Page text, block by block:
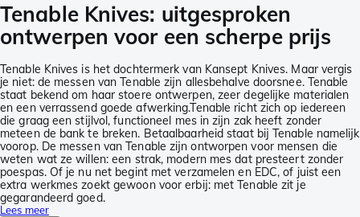
Tenable Knives: uitgesproken
ontwerpen voor een scherpe prijs
Tenable Knives is het dochtermerk van Kansept Knives. Maar vergis
je niet: de messen van Tenable zijn allesbehalve doorsnee. Tenable
staat bekend om haar stoere ontwerpen, zeer degelijke materialen
en een verrassend goede afwerking.Tenable richt zich op iedereen
die graag een stijlvol, functioneel mes in zijn zak heeft zonder
meteen de bank te breken. Betaalbaarheid staat bij Tenable namelijk
voorop. De messen van Tenable zijn ontworpen voor mensen die
weten wat ze willen: een strak, modern mes dat presteert zonder
poespas. Of je nu net begint met verzamelen en EDC, of juist een
extra werkmes zoekt gewoon voor erbij: met Tenable zit je
gegarandeerd goed.
Lees meer